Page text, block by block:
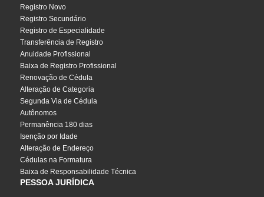
Registro Novo
Registro Secundário
Registro de Especialidade
Transferência de Registro
Anuidade Profissional
Baixa de Registro Profissional
Renovação de Cédula
Alteração de Categoria
Segunda Via de Cédula
Autônomos
Permanência 180 dias
Isenção por Idade
Alteração de Endereço
Cédulas na Formatura
Baixa de Responsabilidade Técnica
PESSOA JURÍDICA